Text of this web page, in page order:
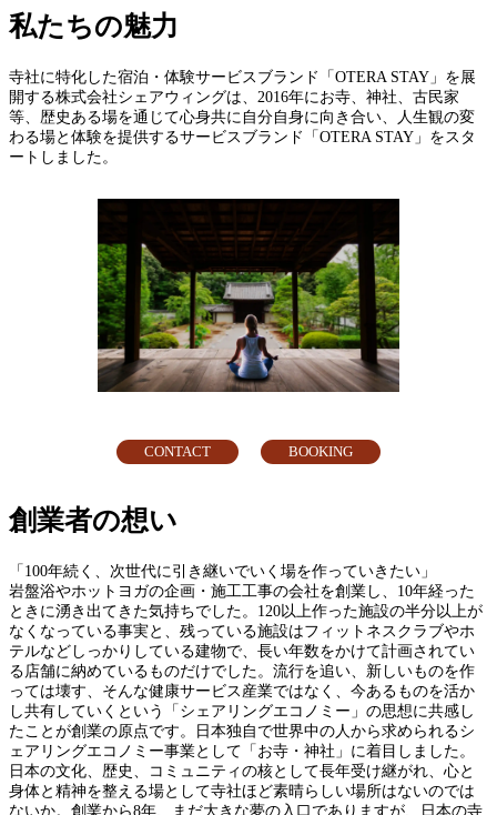
私たちの魅力
寺社に特化した宿泊・体験サービスブランド「OTERA STAY」を展
開する株式会社シェアウィングは、2016年にお寺、神社、古民家
等、歴史ある場を通じて心身共に自分自身に向き合い、人生観の変
わる場と体験を提供するサービスブランド「OTERA STAY」をスタ
ートしました。
CONTACT BOOKING
創業者の想い
「100年続く、次世代に引き継いでいく場を作っていきたい」
岩盤浴やホットヨガの企画・施工工事の会社を創業し、10年経った
ときに湧き出てきた気持ちでした。120以上作った施設の半分以上が
なくなっている事実と、残っている施設はフィットネスクラブやホ
テルなどしっかりしている建物で、長い年数をかけて計画されてい
る店舗に納めているものだけでした。流行を追い、新しいものを作
っては壊す、そんな健康サービス産業ではなく、今あるものを活か
し共有していくという「シェアリングエコノミー」の思想に共感し
たことが創業の原点です。日本独自で世界中の人から求められるシ
ェアリングエコノミー事業として「お寺・神社」に着目しました。
日本の文化、歴史、コミュニティの核として長年受け継がれ、心と
身体と精神を整える場として寺社ほど素晴らしい場所はないのでは
ないか。創業から8年、まだ大きな夢の入口でありますが、日本の寺